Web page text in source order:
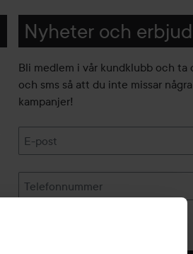
Nyheter och
Bli medlem i vår kundklubb och ta
och sms så att du inte missar
kampanjer!
E-post
Telefonnummer